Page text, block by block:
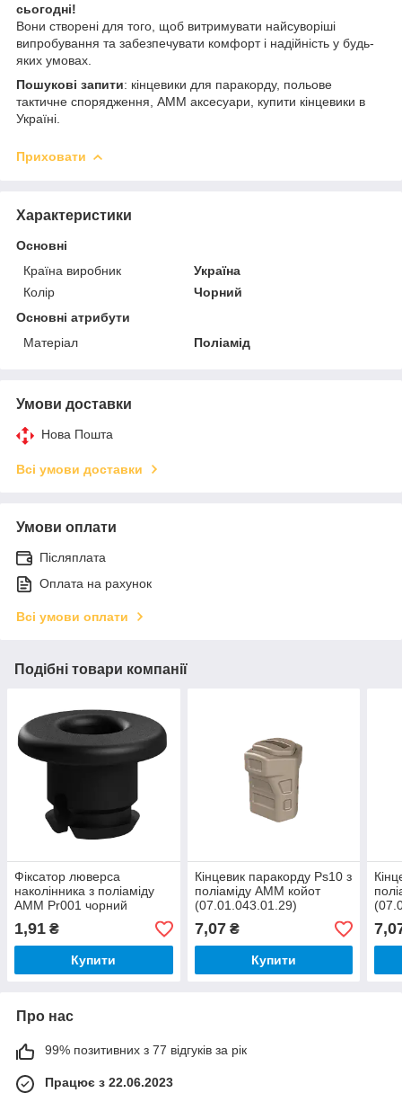
сьогодні!
Вони створені для того, щоб витримувати найсуворіші
випробування та забезпечувати комфорт і надійність у будь-
яких умовах.
Пошукові запити: кінцевики для паракорду, польове
тактичне спорядження, AMM аксесуари, купити кінцевики в
Україні.
Приховати
Характеристики
Основні
Країна виробник
Україна
Колір
Чорний
Основні атрибути
Матеріал
Поліамід
Умови доставки
Нова Пошта
Всі умови доставки
Умови оплати
Післяплата
Оплата на рахунок
Всі умови оплати
Подібні товари компанії
Фіксатор люверса
наколінника з поліаміду
AMM Pr001 чорний
(07.99.058.01.01)
1,91 ₴
Купити
Кінцевик паракорду Ps10 з
поліаміду AMM койот
(07.01.043.01.29)
7,07₴
Купити
Про нас
99% позитивних з 77 відгуків за рік
Працює з 22.06.2023